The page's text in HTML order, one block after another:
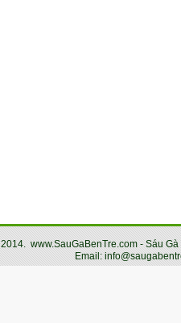
2014. www.SauGaBenTre.com - Sáu
Email: